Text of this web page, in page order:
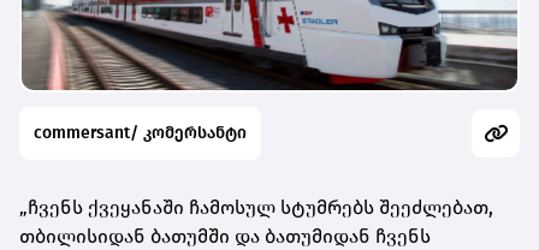
commersant/ კომერსანტი
„ჩვენს ქვეყანაში ჩამოსულ სტუმრებს შეეძლებათ,
თბილისიდან ბათუმში და ბათუმიდან ჩვენს